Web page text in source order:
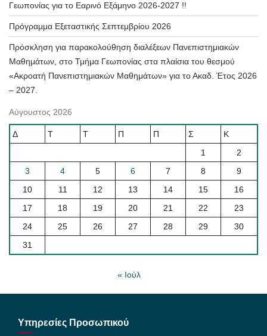
Γεωπονίας για το Εαρινό Εξάμηνο 2026-2027 !!
Πρόγραμμα Εξεταστικής Σεπτεμβρίου 2026
Πρόσκληση για παρακολούθηση διαλέξεων Πανεπιστημιακών
Μαθημάτων, στο Τμήμα Γεωπονίας στα πλαίσια του θεσμού
«Ακροατή Πανεπιστημιακών Μαθημάτων» για το Ακαδ. Έτος 2026
– 2027.
Αύγουστος 2026
Δ Τ Τ Π Π Σ
Κ
1
2
3
4 5 6 7 8
9
10
11 12 13 14 15
16
17
18 19 20 21 22
23
24
25 26 27 28 29
30
31
« Ιούλ
Υπηρεσίες Προσωπικού